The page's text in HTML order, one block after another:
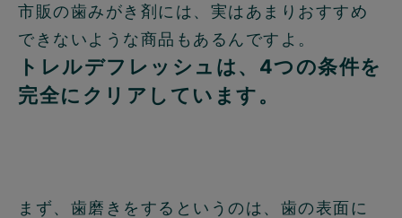
市販の歯みがき剤には、実はあまりおすすめ
できないような商品もあるんですよ。
トレルデフレッシュは、4つの条件を
完全にクリアしています。
まず、歯磨きをするというのは、歯の表面に